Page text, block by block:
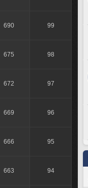
690 99
675 98
672 97
669 96
666 95
663 94